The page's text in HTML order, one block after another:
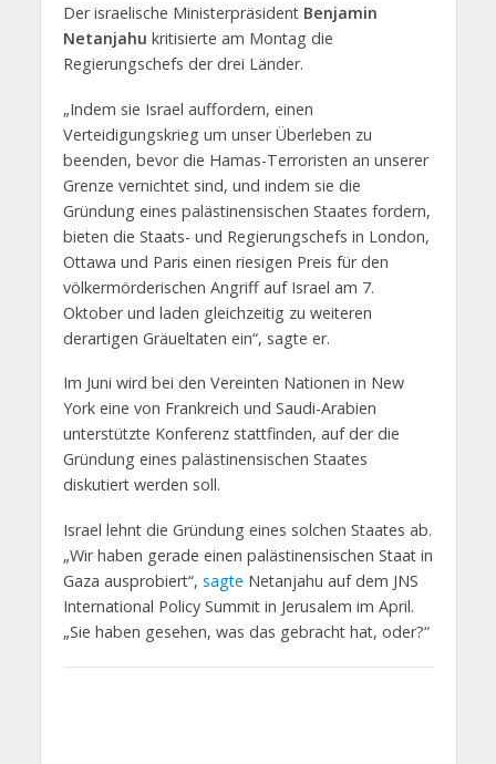
Der israelische Ministerpräsident Benjamin
Netanjahu kritisierte am Montag die
Regierungschefs der drei Länder.
„Indem sie Israel auffordern, einen
Verteidigungskrieg um unser Überleben zu
beenden, bevor die Hamas-Terroristen an unserer
Grenze vernichtet sind, und indem sie die
Gründung eines palästinensischen Staates fordern,
bieten die Staats- und Regierungschefs in London,
Ottawa und Paris einen riesigen Preis für den
völkermörderischen Angriff auf Israel am 7.
Oktober und laden gleichzeitig zu weiteren
derartigen Gräueltaten ein“, sagte er.
Im Juni wird bei den Vereinten Nationen in New
York eine von Frankreich und Saudi-Arabien
unterstützte Konferenz stattfinden, auf der die
Gründung eines palästinensischen Staates
diskutiert werden soll.
Israel lehnt die Gründung eines solchen Staates ab.
„Wir haben gerade einen palästinensischen Staat in
Gaza ausprobiert“, sagte Netanjahu auf dem JNS
International Policy Summit in Jerusalem im April.
„Sie haben gesehen, was das gebracht hat, oder?“